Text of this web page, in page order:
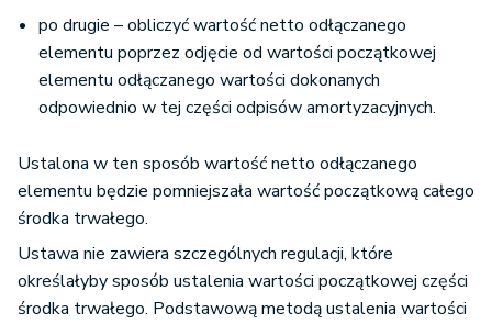
po drugie – obliczyć wartość netto odłączanego
elementu poprzez odjęcie od wartości początkowej
elementu odłączanego wartości dokonanych
odpowiednio w tej części odpisów amortyzacyjnych.
Ustalona w ten sposób wartość netto odłączanego
elementu będzie pomniejszała wartość początkową całego
środka trwałego.
Ustawa nie zawiera szczególnych regulacji, które
określałyby sposób ustalenia wartości początkowej części
środka trwałego. Podstawową metodą ustalenia wartości